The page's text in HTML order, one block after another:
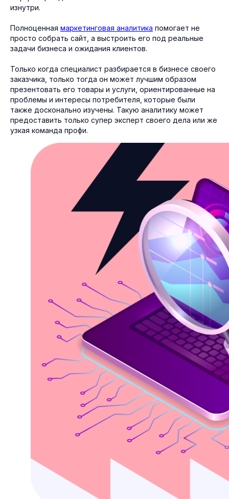
изнутри.
Полноценная маркетинговая аналитика помогает не
просто собрать сайт, а выстроить его под реальные
задачи бизнеса и ожидания клиентов.
Только когда специалист разбирается в бизнесе своего
заказчика, только тогда он может лучшим образом
презентовать его товары и услуги, ориентированные на
проблемы и интересы потребителя, которые были
также досконально изучены. Такую аналитику может
предоставить только супер эксперт своего дела или же
узкая команда профи.